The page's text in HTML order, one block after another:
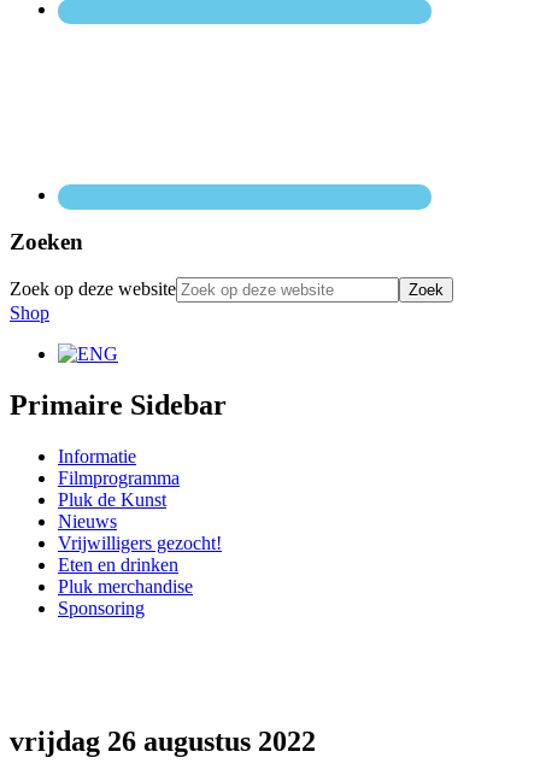
Zoeken
Zoek op deze website
Shop
Primaire Sidebar
Informatie
Filmprogramma
Pluk de Kunst
Nieuws
Vrijwilligers gezocht!
Eten en drinken
Pluk merchandise
Sponsoring
vrijdag 26 augustus 2022